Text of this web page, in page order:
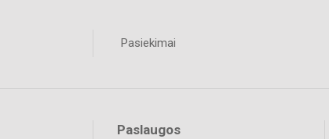
Pasiekimai
Paslaugos